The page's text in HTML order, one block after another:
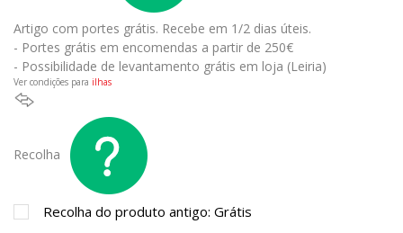
Artigo com portes grátis. Recebe em 1/2 dias úteis.
- Portes grátis em encomendas a partir de 250€
- Possibilidade de levantamento grátis em loja (Leiria)
Ver condições para ilhas
Recolha
Recolha do produto antigo: Grátis